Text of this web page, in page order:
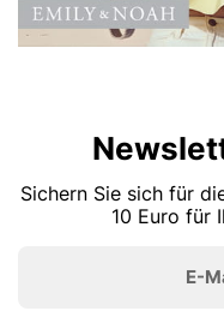
Sichern Sie sich für
10 Euro für
E-